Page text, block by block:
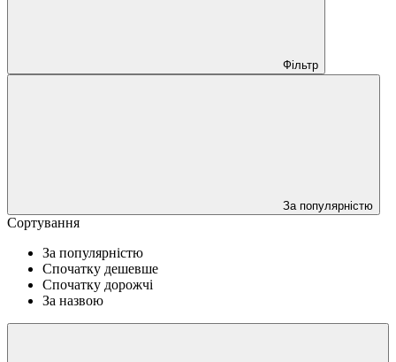
Фільтр
За популярністю
Сортування
За популярністю
Спочатку дешевше
Спочатку дорожчі
За назвою